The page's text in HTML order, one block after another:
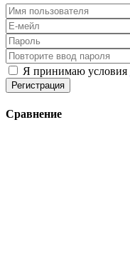
Я принимаю условия
Регистрация
Сравнение